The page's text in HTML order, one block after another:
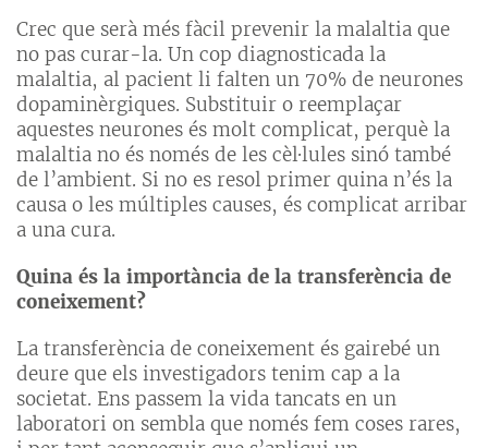
Crec que serà més fàcil prevenir la malaltia que
no pas curar-la. Un cop diagnosticada la
malaltia, al pacient li falten un 70% de neurones
dopaminèrgiques. Substituir o reemplaçar
aquestes neurones és molt complicat, perquè la
malaltia no és només de les cèl·lules sinó també
de l’ambient. Si no es resol primer quina n’és la
causa o les múltiples causes, és complicat arribar
a una cura.
Quina és la importància de la transferència de
coneixement?
La transferència de coneixement és gairebé un
deure que els investigadors tenim cap a la
societat. Ens passem la vida tancats en un
laboratori on sembla que només fem coses rares,